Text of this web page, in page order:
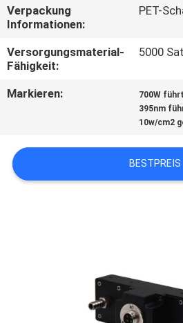
TRETEN
SIE
MIT
UNS
VERBINDUNG
NACHRICHTEN
Verpackung
Informationen:
PET-
Versorgungsmaterial-
Fähigkeit:
5000
Markieren: 700W
395nm
10w/cm2
BESTPREIS